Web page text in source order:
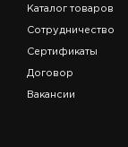
Каталог товаров
Сотрудничество
Сертификаты
Договор
Вакансии